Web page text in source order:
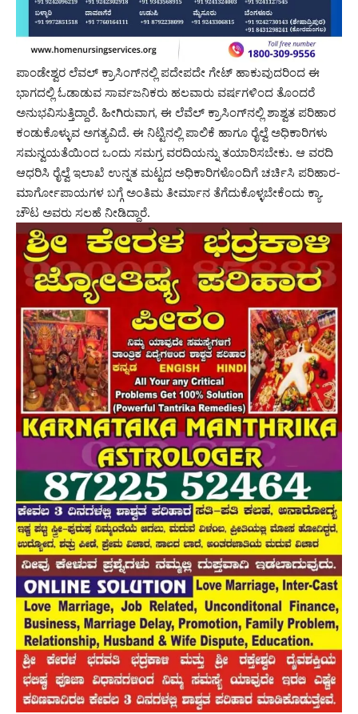
ಪಾಂಡೇಶ್ವರ ಲೆವಲ್‌ ಕ್ರಾಸಿಂಗ್‌ನಲ್ಲಿ ಪದೇಪದೇ ಗೇಟ್‌ ಹಾಕುವುದರಿಂದ ಈ
ಭಾಗದಲ್ಲಿ ಓಡಾಡುವ ಸಾರ್ವಜನಿಕರು ಹಲವಾರು ವರ್ಷಗಳಿಂದ ತೊಂದರೆ
ಅನುಭವಿಸುತ್ತಿದ್ದಾರೆ. ಹೀಗಿರುವಾಗ, ಈ ಲೆವೆಲ್‌ ಕ್ರಾಸಿಂಗ್‌ನಲ್ಲಿ ಶಾಶ್ವತ ಪರಿಹಾರ
ಕಂಡುಕೊಳ್ಳುವ ಅಗತ್ಯವಿದೆ. ಈ ನಿಟ್ಟಿನಲ್ಲಿ ಪಾಲಿಕೆ ಹಾಗೂ ರೈಲ್ವೆ ಅಧಿಕಾರಿಗಳು
ಸಮನ್ವಯತೆಯಿಂದ ಒಂದು ಸಮಗ್ರ ವರದಿಯನ್ನು ತಯಾರಿಸಬೇಕು. ಆ ವರದಿ
ಆಧರಿಸಿ ರೈಲ್ವೆ ಇಲಾಖೆ ಉನ್ನತ ಮಟ್ಟದ ಅಧಿಕಾರಿಗಳೊಂದಿಗೆ ಚರ್ಚಿಸಿ ಪರಿಹಾರ-
ಮಾರ್ಗೋಪಾಯಗಳ ಬಗ್ಗೆ ಅಂತಿಮ ತೀರ್ಮಾನ ತೆಗೆದುಕೊಳ್ಳಬೇಕೆಂದು ಕ್ಯಾ.
ಚೌಟ ಅವರು ಸಲಹೆ ನೀಡಿದ್ದಾರೆ.